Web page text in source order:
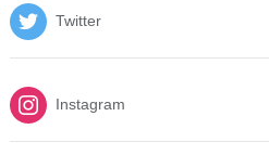
Twitter
Instagram